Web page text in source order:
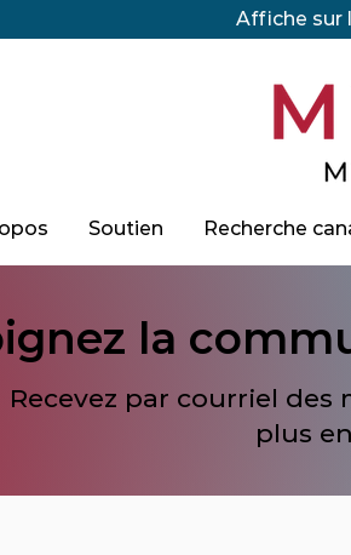
Affiche sur
Soutien Recherche
la
Recevez par courriel des
plus